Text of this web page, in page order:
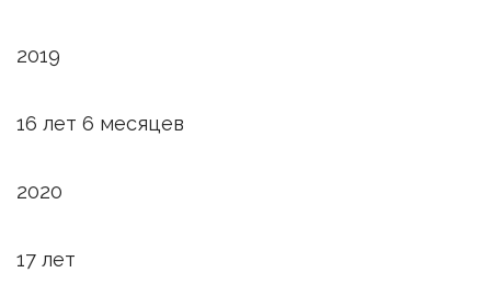
2019
16 лет 6 месяцев
2020
17 лет